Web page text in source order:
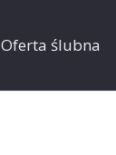
Oferta ślubna